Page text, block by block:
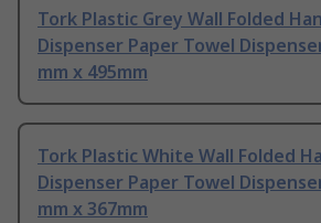
Tork Plastic Grey Wall Folded
Dispenser Paper Towel
mm x 495mm
Tork Plastic White Wall Folded
Dispenser Paper Towel
mm x 367mm